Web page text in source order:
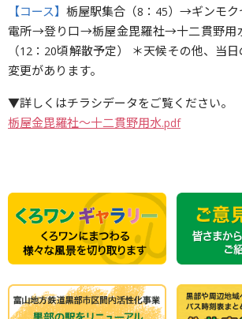
【コース】 栃屋駅集合（8：45）→ギンモ
電所→登り口→栃屋金毘羅社→十二貫野用
（12：20頃解散予定） ＊天候その他、当
変更があります。
▼詳しくはチラシデータをご覧ください。
栃屋金毘羅社〜十二貫野用水.pdf